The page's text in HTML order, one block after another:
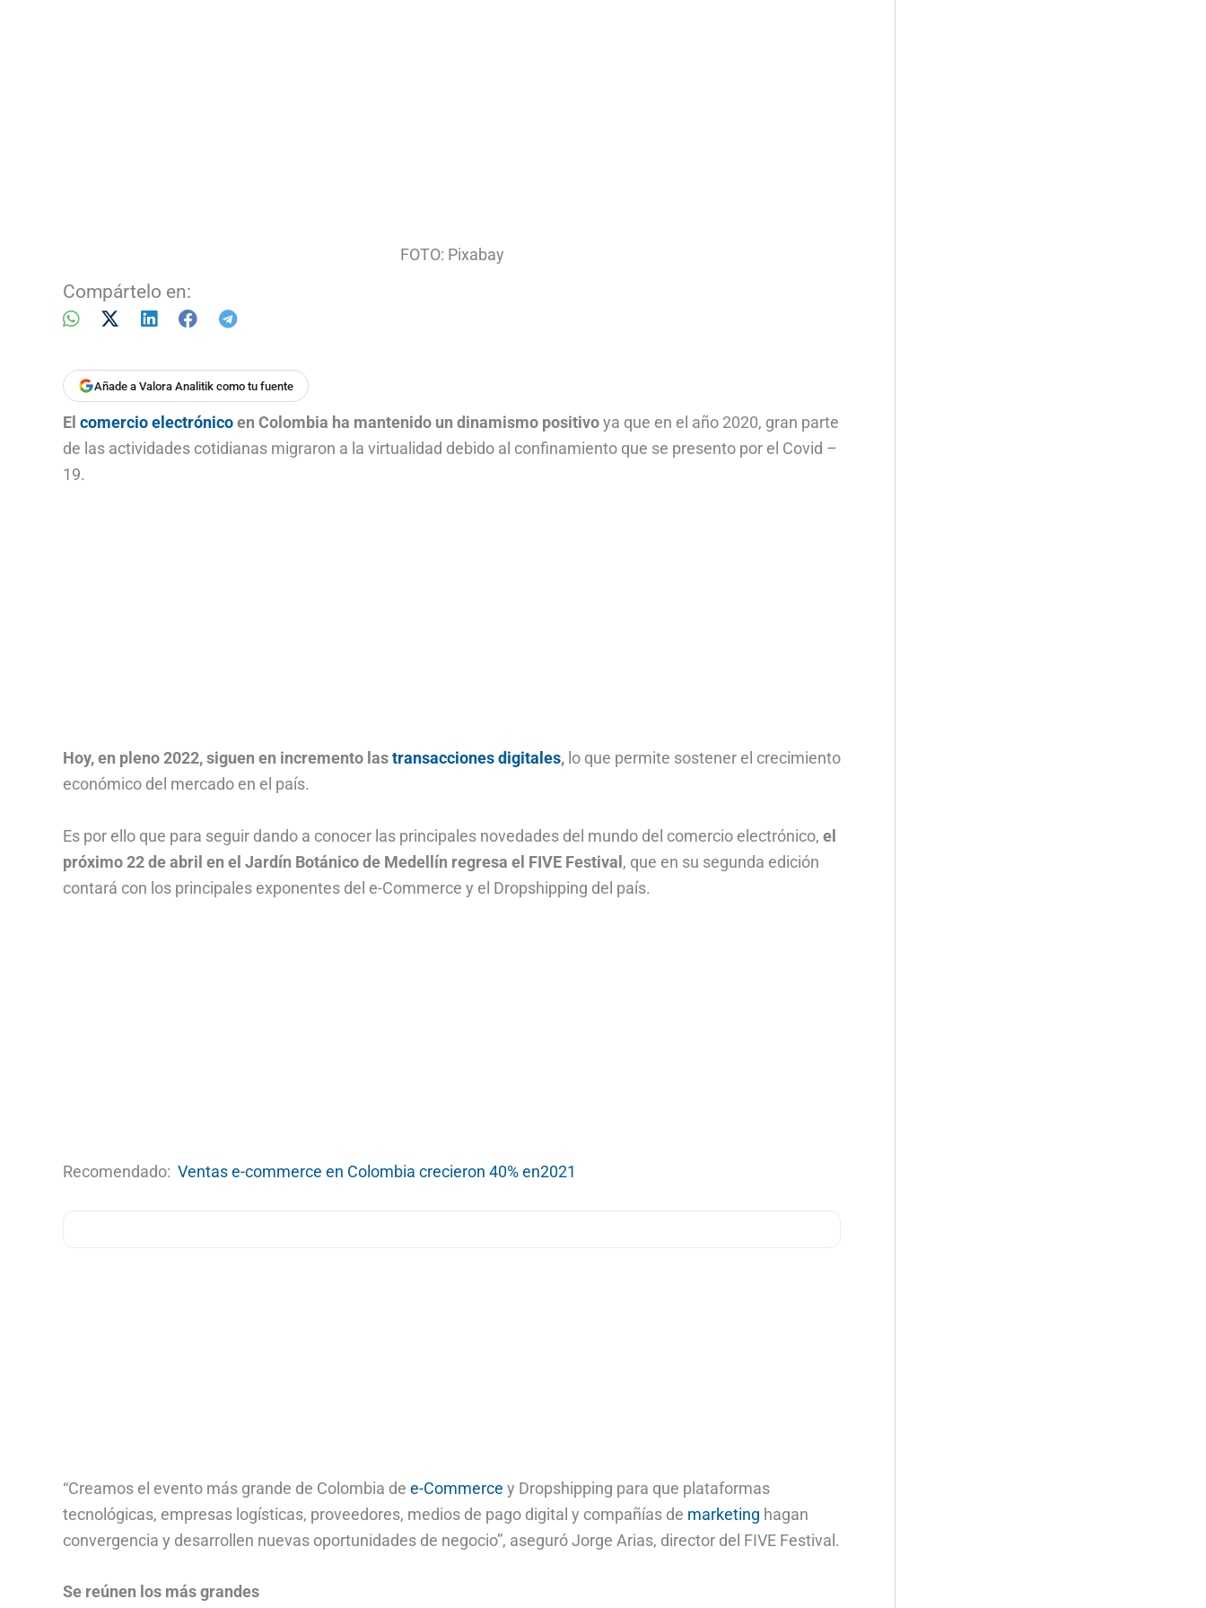
FOTO: Pixabay
Compártelo en:
Añade a Valora Analitik como tu fuente
El comercio electrónicoen Colombia ha mantenido un dinamismo positivoya que en el año 2020, gran parte
de las actividades cotidianas migraron a la virtualidad debido al confinamiento que se presento por el Covid –
19.
Hoy, en pleno 2022, siguen en incremento lastransacciones digitales, lo que permite sostener el crecimiento
económico del mercado en el país.
Es por ello que para seguir dando a conocer las principales novedades del mundo del comercio electrónico, el
próximo 22 de abril en el Jardín Botánico de Medellín regresa el FIVE Festival , que en su segunda edición
contará con los principales exponentes del e-Commerce y el Dropshipping del país.
Recomendado: Ventas e-commerce en Colombia crecieron 40% en2021
“Creamos el evento más grande de Colombia de e-Commerce y Dropshipping para que plataformas
tecnológicas, empresas logísticas, proveedores, medios de pago digital y compañías de marketing hagan
convergencia y desarrollen nuevas oportunidades de negocio”, aseguró Jorge Arias, director del FIVE Festival.
Se reúnen los más grandes